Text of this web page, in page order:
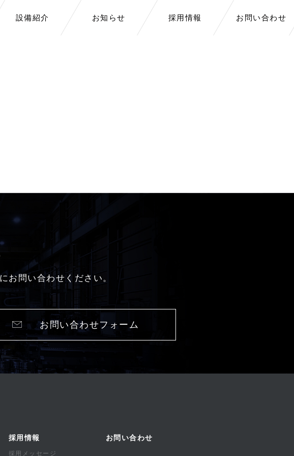
設備紹介 お知らせ 採用情報 お問い合わせ
お問い合わせください。
お問い合わせフォーム
採用情報
採用メッセージ
お問い合わせ